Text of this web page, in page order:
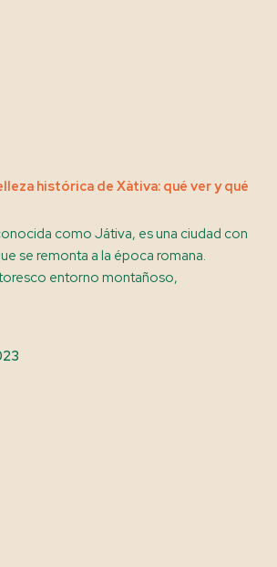
histórica de Xàtiva: qué ver y qué
como Játiva, es una ciudad con
se remonta a la época romana.
entorno montañoso,